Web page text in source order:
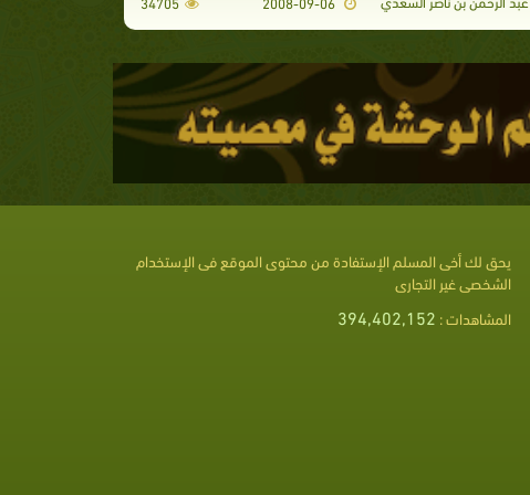
يحق لك أخى المسلم الإستفادة من محتوى الموقع فى الإستخدام
الشخصى غير التجارى
المشاهدات : 394,402,152